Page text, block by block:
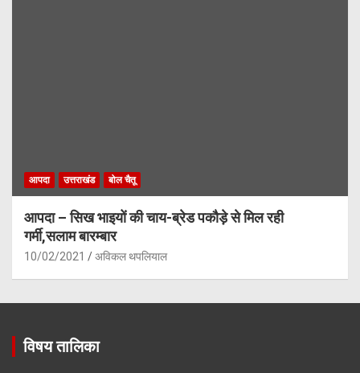
आपदा उत्तराखंड बोल चैतू
आपदा – सिख भाइयों की चाय-ब्रेड पकौड़े से मिल रही
गर्मी,सलाम बारम्बार
10/02/2021 अविकल थपलियाल
विषय तालिका